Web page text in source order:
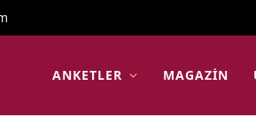
ANKETLER MAGAZIN